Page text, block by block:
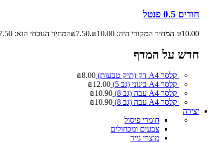
חודים 0.5 פנטל
₪10.00 המחיר המקורי היה: ₪10.00. ₪7.50 המחיר הנוכחי הוא: ₪7.50.
חדש על המדף
קלסר A4 דק (תיק טבעות) ₪8.00
קלסר A4 בינוני (גב 5)
₪12.00
קלסר A4 עבה (גב 8)
₪10.90
קלסר A4 עבה (גב 8)
₪10.90
יצירה
חומרי פיסול
צבעים ומכחולים
מוצרי נייר